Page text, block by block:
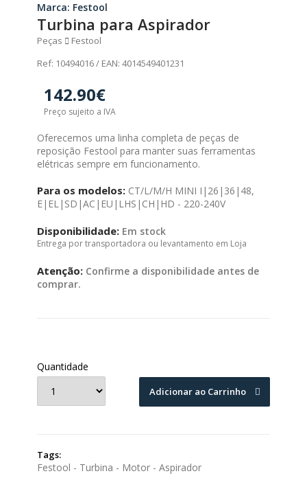
Marca: Festool
Turbina para Aspirador
Peças
Festool
Ref: 10494016 / EAN: 4014549401231
142.90€
Preço sujeito a IVA
Oferecemos uma linha completa de peças de
reposição Festool para manter suas ferramentas
elétricas sempre em funcionamento.
Para os modelos: CT/L/M/H MINI I|26|36|48,
E|EL|SD|AC|EU|LHS|CH|HD - 220-240V
Disponibilidade: Em stock
Entrega por transportadora ou levantamento em Loja
Atenção: Confirme a disponibilidade antes de
comprar.
Quantidade
Adicionar ao Carrinho
Tags:
Festool - Turbina - Motor - Aspirador